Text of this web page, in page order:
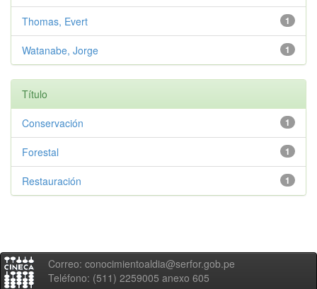
1
Thomas, Evert
1
Watanabe, Jorge
Título
1
Conservación
1
Forestal
1
Restauración
Correo: conocimientoaldia@serfor.gob.pe
Teléfono: (511) 2259005 anexo 605